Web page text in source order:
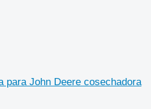
para John Deere cosechadora